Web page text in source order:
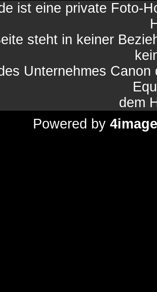
ist eine private Foto-
steht in keiner
Unternehmes
dem
Powered by